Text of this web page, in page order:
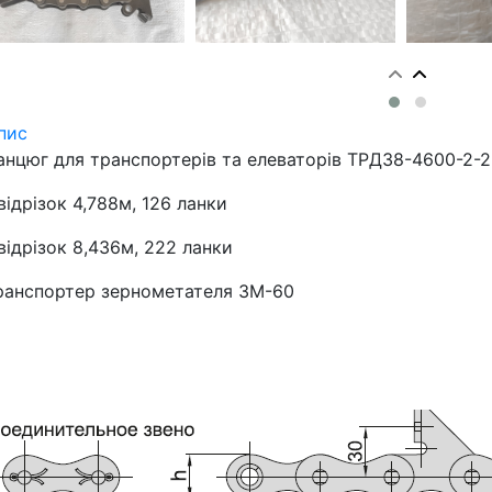
для транспортерів та елеваторів ТРД38-4600-2-
4,788м, 126 ланки
8,436м, 222 ланки
зернометателя ЗМ-60